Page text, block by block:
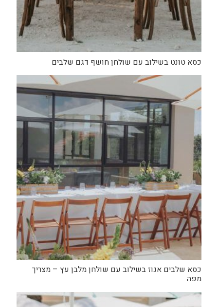
כסא טונט בשילוב עם שולחן חושף דגם שלבים
כסא שלבים אגוז בשילוב עם שולחן מלבן עץ – מצריך
מפה